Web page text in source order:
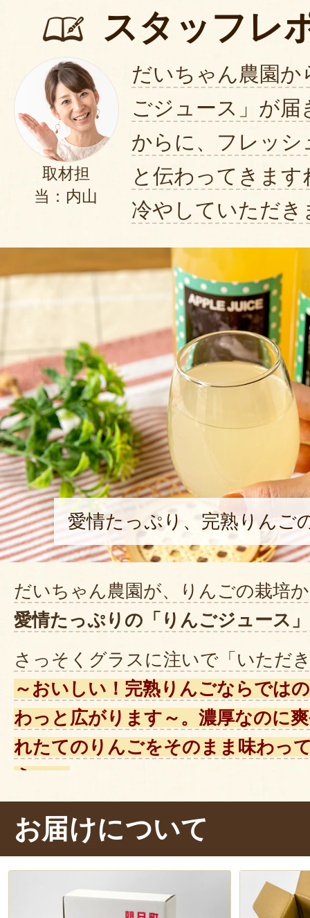
スタッフレ
取材担
当：内山
だいちゃん農園か
ごジュース」が届
からに、フレッ
と伝わってきま
冷やしていただき
愛情たっぷり、完熟りんご
だいちゃん農園が、りんごの栽培
愛情たっぷりの「りんごジュース」
さっそくグラスに注いで「いただ
～おいしい！完熟りんごならでは
わっと広がります～。濃厚なのに
れたてのりんごをそのまま味わっ
う。」
これは飲むたびに幸せになるジュ
な人にも飲んでほしい、特別な一杯
お届けについて